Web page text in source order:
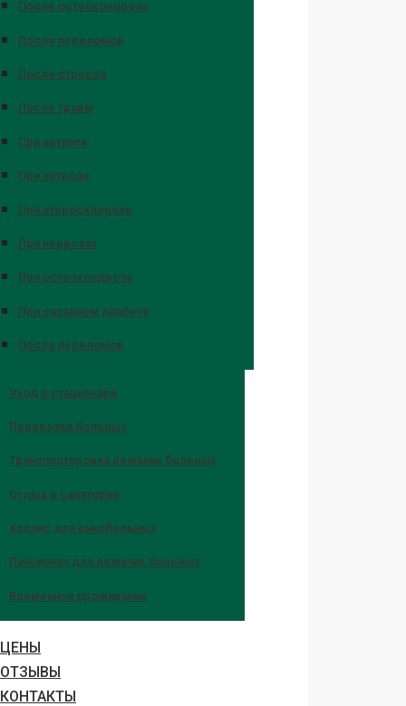
После остеохондроза
После переломов
После стресса
После травм
При артрите
При артрозе
При атеросклерозе
При неврозах
При остеохондрозе
При сахарном диабете
После переломов
Уход в стационаре
Перевозка больных
Транспортировка лежачих больных
Отдых в санатории
Хоспис для онкобольных
Пансионат для лежачих больных
Временное проживание
ЦЕНЫ
ОТЗЫВЫ
КОНТАКТЫ